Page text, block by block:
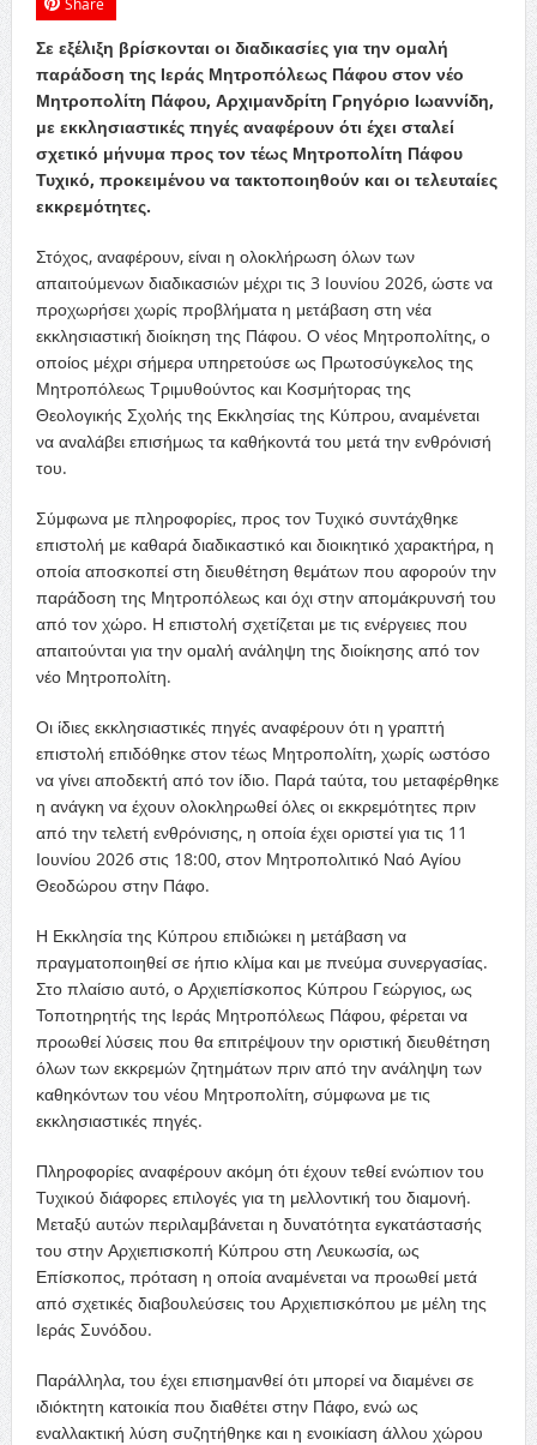
Σε εξέλιξη βρίσκονται οι διαδικασίες για την ομαλή
παράδοση της Ιεράς Μητροπόλεως Πάφου στον νέο
Μητροπολίτη Πάφου, Αρχιμανδρίτη Γρηγόριο Ιωαννίδη,
με εκκλησιαστικές πηγές αναφέρουν ότι έχει σταλεί
σχετικό μήνυμα προς τον τέως Μητροπολίτη Πάφου
Τυχικό, προκειμένου να τακτοποιηθούν και οι τελευταίες
εκκρεμότητες.
Στόχος, αναφέρουν, είναι η ολοκλήρωση όλων των
απαιτούμενων διαδικασιών μέχρι τις 3 Ιουνίου 2026, ώστε να
προχωρήσει χωρίς προβλήματα η μετάβαση στη νέα
εκκλησιαστική διοίκηση της Πάφου. Ο νέος Μητροπολίτης, ο
οποίος μέχρι σήμερα υπηρετούσε ως Πρωτοσύγκελος της
Μητροπόλεως Τριμυθούντος και Κοσμήτορας της
Θεολογικής Σχολής της Εκκλησίας της Κύπρου, αναμένεται
να αναλάβει επισήμως τα καθήκοντά του μετά την ενθρόνισή
του.
Σύμφωνα με πληροφορίες, προς τον Τυχικό συντάχθηκε
επιστολή με καθαρά διαδικαστικό και διοικητικό χαρακτήρα, η
οποία αποσκοπεί στη διευθέτηση θεμάτων που αφορούν την
παράδοση της Μητροπόλεως και όχι στην απομάκρυνσή του
από τον χώρο. Η επιστολή σχετίζεται με τις ενέργειες που
απαιτούνται για την ομαλή ανάληψη της διοίκησης από τον
νέο Μητροπολίτη.
Οι ίδιες εκκλησιαστικές πηγές αναφέρουν ότι η γραπτή
επιστολή επιδόθηκε στον τέως Μητροπολίτη, χωρίς ωστόσο
να γίνει αποδεκτή από τον ίδιο. Παρά ταύτα, του μεταφέρθηκε
η ανάγκη να έχουν ολοκληρωθεί όλες οι εκκρεμότητες πριν
από την τελετή ενθρόνισης, η οποία έχει οριστεί για τις 11
Ιουνίου 2026 στις 18:00, στον Μητροπολιτικό Ναό Αγίου
Θεοδώρου στην Πάφο.
Η Εκκλησία της Κύπρου επιδιώκει η μετάβαση να
πραγματοποιηθεί σε ήπιο κλίμα και με πνεύμα συνεργασίας.
Στο πλαίσιο αυτό, ο Αρχιεπίσκοπος Κύπρου Γεώργιος, ως
Τοποτηρητής της Ιεράς Μητροπόλεως Πάφου, φέρεται να
προωθεί λύσεις που θα επιτρέψουν την οριστική διευθέτηση
όλων των εκκρεμών ζητημάτων πριν από την ανάληψη των
καθηκόντων του νέου Μητροπολίτη, σύμφωνα με τις
εκκλησιαστικές πηγές.
Πληροφορίες αναφέρουν ακόμη ότι έχουν τεθεί ενώπιον του
Τυχικού διάφορες επιλογές για τη μελλοντική του διαμονή.
Μεταξύ αυτών περιλαμβάνεται η δυνατότητα εγκατάστασής
του στην Αρχιεπισκοπή Κύπρου στη Λευκωσία, ως
Επίσκοπος, πρόταση η οποία αναμένεται να προωθεί μετά
από σχετικές διαβουλεύσεις του Αρχιεπισκόπου με μέλη της
Ιεράς Συνόδου.
Παράλληλα, του έχει επισημανθεί ότι μπορεί να διαμένει σε
ιδιόκτητη κατοικία που διαθέτει στην Πάφο, ενώ ως
εναλλακτική λύση συζητήθηκε και η ενοικίαση άλλου χώρου